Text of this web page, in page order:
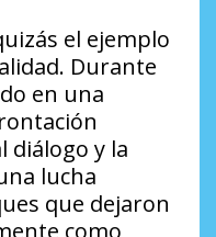
el ejemplo
Durante
en una
diálogo y la
lucha
que dejaron